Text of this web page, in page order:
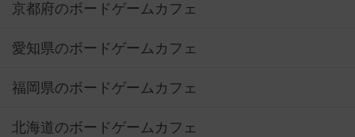
京都府のボードゲームカフェ
愛知県のボードゲームカフェ
福岡県のボードゲームカフェ
北海道のボードゲームカフェ